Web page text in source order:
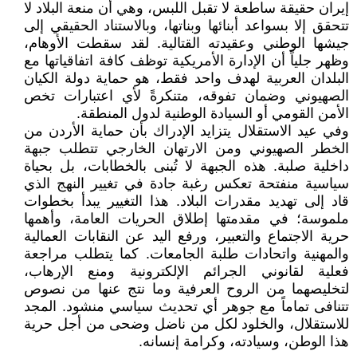
إيران حقيقة ساطعة لا تقبل اللبس، وهي أن منعة البلاد لا
تتحقق إلا بسواعد أبنائها وبناتها، وبالاستناد الحقيقي إلى
جيشها الوطني وعقيدته القتالية. لقد سقطت الأوهام،
وظهر جلياً أن الإدارة الأمريكية توظف كافة اتفاقياتها مع
البلدان العربية لهدف واحد فقط، هو حماية دولة الكيان
الصهيوني وضمان تفوقه، متنكرةً لأي اعتبارات تخص
الأمن القومي أو السيادة الوطنية لدول المنطقة.
​وفي عيد الاستقلال يتزايد الإدراك بأن حماية الأردن من
الخطر الصهيوني ومن الارتهان الخارجي تتطلب جبهة
داخلية صلبة. هذه الجبهة لا تُبنى بالخطابات، بل بحياة
سياسية منفتحة تعكس رغبة جادة في تغيير النهج الذي
قاد إلى تهديد مقدرات البلاد. هذا التغيير يبدأ بخطوات
ملموسة؛ في مقدمتها إطلاق الحريات العامة، وأهمها
حرية الاجتماع والتعبير، ورفع اليد عن النقابات العمالية
والمهنية واتحادات طلبة الجامعات. كما يتطلب مراجعة
فعلية لقانوني الجرائم الإلكترونية ومنع الإرهاب،
لتخليصهما من الروح العرفية وما نتج عنها من نصوص
تتنافى تماماً مع جوهر أي تحديث سياسي منشود. المجد
للاستقلال، والخلود لكل من ناضل وضحى من أجل حرية
هذا الوطن، وسيادته، وكرامة إنسانه.